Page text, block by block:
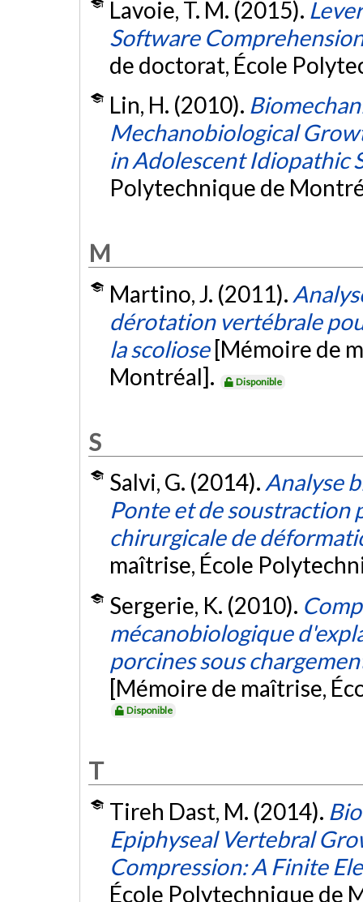
Lavoie, T. M. (2015).
Software
de doctorat, École
Lin, H. (2010).
Mechanobiological
in Adolescent Idiopathic
Polytechnique de
M
Martino, J. (2011).
dérotation vertébrale
la scoliose [Mémoire de
Montréal].
Disponible
S
Salvi, G. (2014). Analyse
Ponte et de
chirurgicale de
maîtrise, École
Sergerie, K. (2010).
mécanobiologique
porcines sous
[Mémoire de maîtrise,
Disponible
T
Tireh Dast, M. (2014).
Epiphyseal Vertebral
Compression: A Finite
École Polytechnique de